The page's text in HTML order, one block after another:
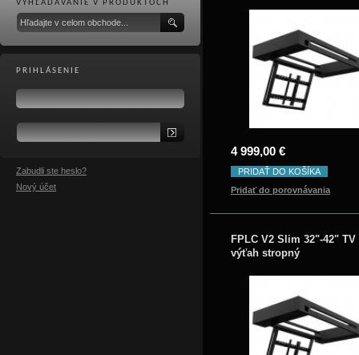
VYHĽADÁVANIE V PRODUKTOCH
PRIHLÁSENIE
Zabudli ste heslo?
Nový účet
4 999,00 €
PRIDAŤ DO KOŠÍKA
Pridať do porovnávania
FPLC V2 Slim 32"-42" TV
výťah stropný